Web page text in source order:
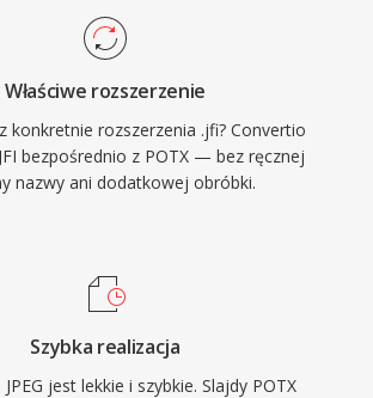
Właściwe rozszerzenie
konkretnie rozszerzenia .jfi? Convertio
bezpośrednio z POTX — bez ręcznej
nazwy ani dodatkowej obróbki.
Szybka realizacja
jest lekkie i szybkie. Slajdy POTX